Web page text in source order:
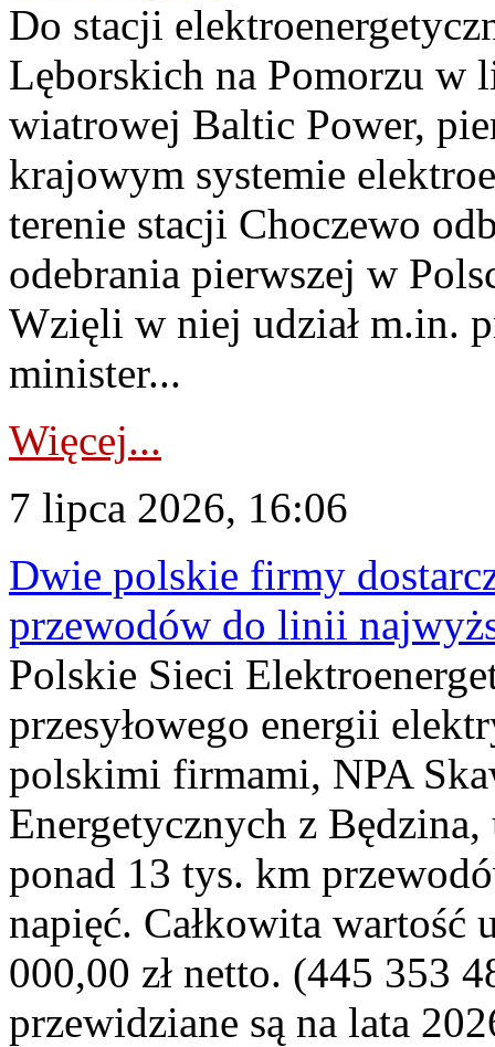
Do stacji
Lęborskich na Pomorzu w
wiatrowej Baltic Power,
krajowym systemie
terenie stacji Choczewo
odebrania pierwszej w
Wzięli w niej udział m.in.
minister...
Więcej...
7 lipca 2026, 16:06
Dwie polskie firmy
przewodów do linii
Polskie Sieci
przesyłowego energii
polskimi firmami, NPA
Energetycznych z
ponad 13 tys. km
napięć. Całkowita
000,00 zł netto. (445 353
przewidziane są na lata